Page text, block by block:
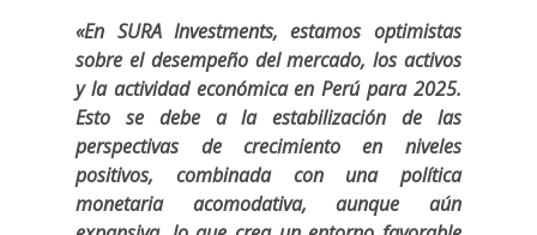
«En SURA Investments, estamos optimistas
sobre el desempeño del mercado, los activos
y la actividad económica en Perú para 2025.
Esto se debe a la estabilización de las
perspectivas de crecimiento en niveles
positivos, combinada con una política
monetaria acomodativa, aunque aún